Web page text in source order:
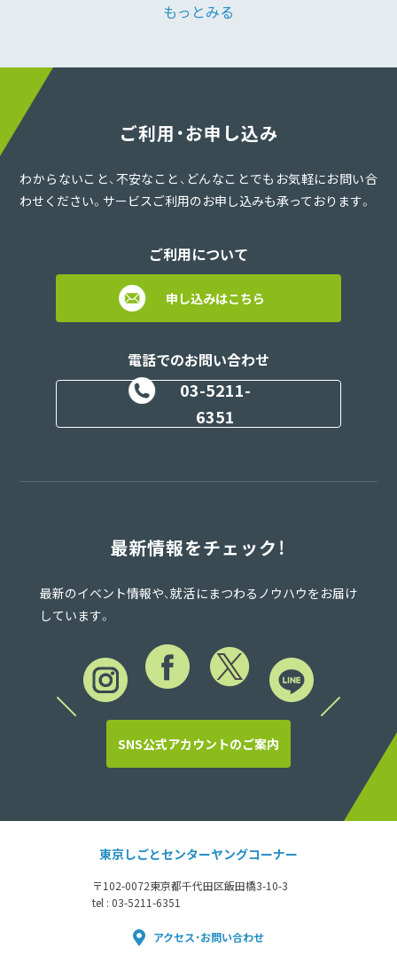
もっとみる
ご利用・お申し込み
わからないこと、不安なこと、どんなことでもお気軽にお問い合
わせください。サービスご利用のお申し込みも承っております。
ご利用について
申し込みはこちら
電話でのお問い合わせ
03-5211-
6351
最新情報をチェック！
最新のイベント情報や、就活にまつわるノウハウをお届け
しています。
SNS公式アカウントのご案内
東京しごとセンターヤングコーナー
〒102-0072東京都千代田区飯田橋3-10-3
tel : 03-5211-6351
アクセス・お問い合わせ